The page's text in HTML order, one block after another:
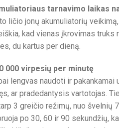
tarnavimo laikas
ličio jonų akumuliatorių
kad vienas įkrovimas truks
du kartus per dieną.
000 virpesių per minutę
lengvas naudoti ir
ar pradedantysis vartotojas.
3 greičio režimų, nuo
po 30, 60 ir 90 sekundžių,